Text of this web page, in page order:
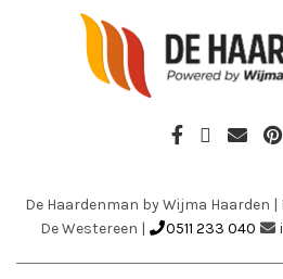
De Haardenman by Wijma Haarden |
De Westereen | 0511 233 040